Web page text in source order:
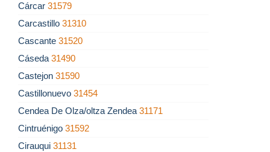
Cárcar 31579
Carcastillo 31310
Cascante 31520
Cáseda 31490
Castejon 31590
Castillonuevo 31454
Cendea De Olza/oltza Zendea 31171
Cintruénigo 31592
Cirauqui 31131